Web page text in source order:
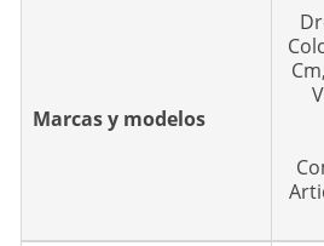
Marcas y modelos